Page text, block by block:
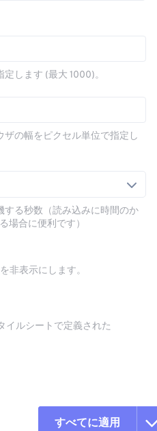
します (最大 1000)。
の幅をピクセル単位で指定し
る秒数（読み込みに時間のか
場合に便利です）
非表示にします。
イルシートで定義された
すべてに適用